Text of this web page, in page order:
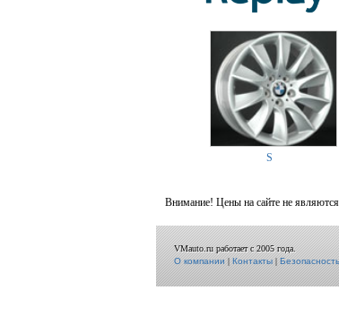
S
Внимание! Цены на сайте не
VMauto.ru работает с 2005 года.
О компании|Контакты|